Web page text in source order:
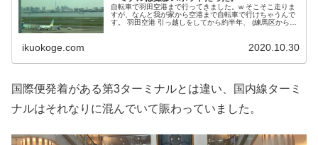
自転車で羽田空港まで行ってきました。w そこそこ走りま
すが、なんと我が家から空港まで自転車で行けちゃうんで
す。 羽田空港 引っ越しをしてから約半年、 (練馬区から大
ikuokoge.com 2020.10.30
国際便発着がある第3ターミナルとは違い、国内線ターミ
ナルはそれなりに混んでいて賑わっていました。